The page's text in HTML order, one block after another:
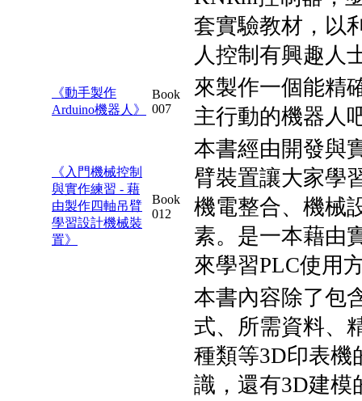
套實驗教材，以
人控制有興趣人
《動手製作
Arduino機器人》
Book
007
來製作一個能精
主行動的機器人
《入門機械控制
與實作練習 - 藉
由製作四軸吊臂
學習設計機械裝
置》
Book
012
本書經由開發與
臂裝置讓大家學
機電整合、機械
素。是一本藉由
來學習PLC使用
本書內容除了包
式、所需資料、
種類等3D印表機
識，還有3D建模